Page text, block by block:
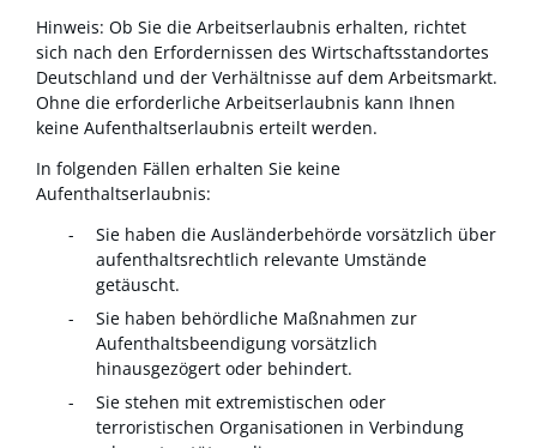
Hinweis: Ob Sie die Arbeitserlaubnis erhalten, richtet
sich nach den Erfordernissen des Wirtschaftsstandortes
Deutschland und der Verhältnisse auf dem Arbeitsmarkt.
Ohne die erforderliche Arbeitserlaubnis kann Ihnen
keine Aufenthaltserlaubnis erteilt werden.
In folgenden Fällen erhalten Sie keine
Aufenthaltserlaubnis:
Sie haben die Ausländerbehörde vorsätzlich über
aufenthaltsrechtlich relevante Umstände
getäuscht.
Sie haben behördliche Maßnahmen zur
Aufenthaltsbeendigung vorsätzlich
hinausgezögert oder behindert.
Sie stehen mit extremistischen oder
terroristischen Organisationen in Verbindung